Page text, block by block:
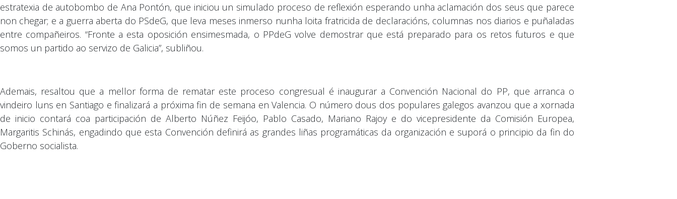
estratexia de autobombo de Ana Pontón, que iniciou un simulado proceso de reflexión esperando unha aclamación dos seus que parece
non chegar; e a guerra aberta do PSdeG, que leva meses inmerso nunha loita fratricida de declaracións, columnas nos diarios e puñaladas
entre compañeiros. “Fronte a esta oposición ensimesmada, o PPdeG volve demostrar que está preparado para os retos futuros e que
somos un partido ao servizo de Galicia”, subliñou.
Ademais, resaltou que a mellor forma de rematar este proceso congresual é inaugurar a Convención Nacional do PP, que arranca o
vindeiro luns en Santiago e finalizará a próxima fin de semana en Valencia. O número dous dos populares galegos avanzou que a xornada
de inicio contará coa participación de Alberto Núñez Feijóo, Pablo Casado, Mariano Rajoy e do vicepresidente da Comisión Europea,
Margaritis Schinás, engadindo que esta Convención definirá as grandes liñas programáticas da organización e suporá o principio da fin do
Goberno socialista.